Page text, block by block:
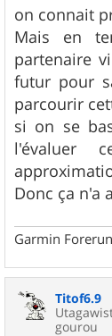
on connait
Mais en
partenaire
futur pour
parcourir
si on se
l'évaluer
Donc ça n'a
Garmin
Titof6.9
gourou